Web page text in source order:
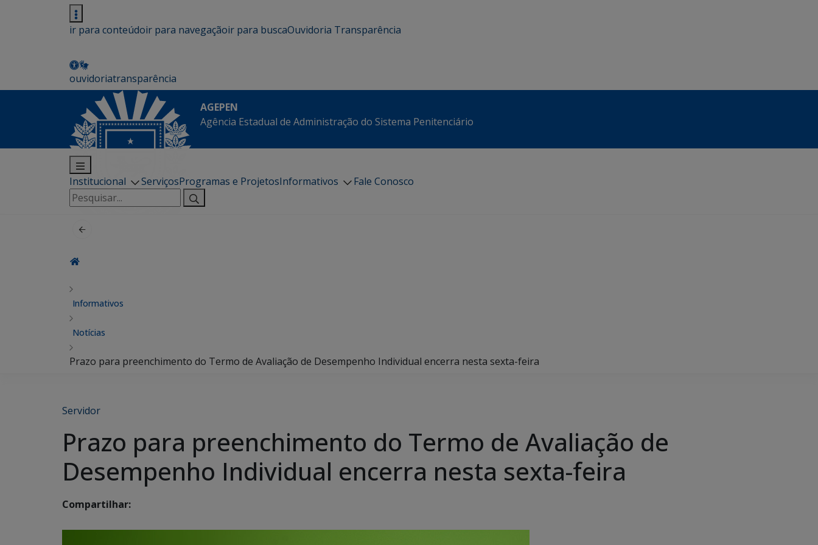
ir para conteúdoir para navegaçãoir para buscaOuvidoria Transparência
ouvidoriatransparência
AGEPEN
Agência Estadual de Administração do Sistema Penitenciário
Institucional ServiçosProgramas e ProjetosInformativos
Fale Conosco
Pesquisar
por:
Informativos
Notícias
Prazo para preenchimento do Termo de Avaliação de Desempenho Individual encerra nesta sexta-feira
Servidor
Prazo para preenchimento do Termo de Avaliação de
Desempenho Individual encerra nesta sexta-feira
Compartilhar: